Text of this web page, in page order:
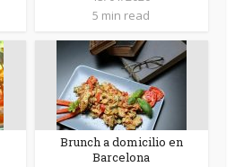
5 min read
Brunch a domicilio en
Barcelona